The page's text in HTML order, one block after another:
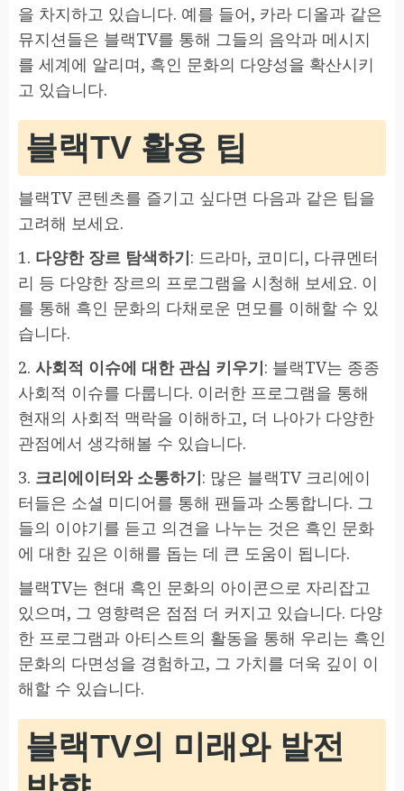
을 차지하고 있습니다. 예를 들어, 카라 디올과 같은
뮤지션들은 블랙TV를 통해 그들의 음악과 메시지
를 세계에 알리며, 흑인 문화의 다양성을 확산시키
고 있습니다.
블랙TV 활용 팁
블랙TV 콘텐츠를 즐기고 싶다면 다음과 같은 팁을
고려해 보세요.
1. 다양한 장르 탐색하기: 드라마, 코미디, 다큐멘터
리 등 다양한 장르의 프로그램을 시청해 보세요. 이
를 통해 흑인 문화의 다채로운 면모를 이해할 수 있
습니다.
2. 사회적 이슈에 대한 관심 키우기: 블랙TV는 종종
사회적 이슈를 다룹니다. 이러한 프로그램을 통해
현재의 사회적 맥락을 이해하고, 더 나아가 다양한
관점에서 생각해볼 수 있습니다.
3. 크리에이터와 소통하기: 많은 블랙TV 크리에이
터들은 소셜 미디어를 통해 팬들과 소통합니다. 그
들의 이야기를 듣고 의견을 나누는 것은 흑인 문화
에 대한 깊은 이해를 돕는 데 큰 도움이 됩니다.
블랙TV는 현대 흑인 문화의 아이콘으로 자리잡고
있으며, 그 영향력은 점점 더 커지고 있습니다. 다양
한 프로그램과 아티스트의 활동을 통해 우리는 흑인
문화의 다면성을 경험하고, 그 가치를 더욱 깊이 이
해할 수 있습니다.
블랙TV의 미래와 발전